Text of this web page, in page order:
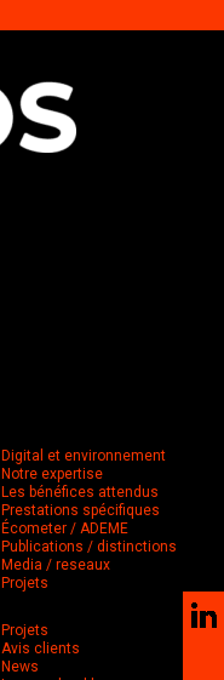
Digital et environnement
Notre expertise
Les bénéfices attendus
Prestations spécifiques
Écometer / ADEME
Publications / distinctions
Media / reseaux
Projets
Projets
Avis clients
News